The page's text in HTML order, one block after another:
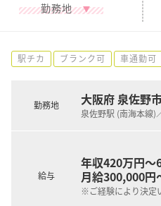
勤務地
駅チカ ブランク可 車通勤可
勤務地 大阪府 泉佐野
泉佐野駅 (南海本線)
給与
年収420万円～
月給300,000円
※ご経験により決定